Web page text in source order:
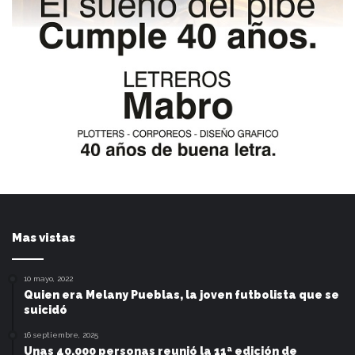
Mas vistas
10 mayo, 2022
Quien era Melany Pueblas, la joven futbolista que se
suicidó
16 septiembre, 2025
Unas 40.000 personas reunió la 11ª edición de